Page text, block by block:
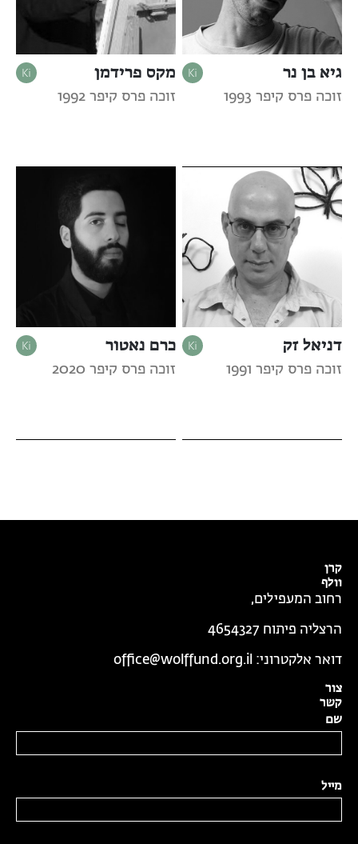
גיא בן נר
זוכה פרס קיפר 1993
מקס פרידמן
זוכה פרס קיפר 1992
דניאל זק
זוכה פרס קיפר 1991
כרם נאטור
זוכה פרס קיפר 2020
קרן
וולף
רחוב המעפילים,
הרצליה פיתוח 4654327
דואר אלקטרוני: office@wolffund.org.il
צור
קשר
שם
מייל